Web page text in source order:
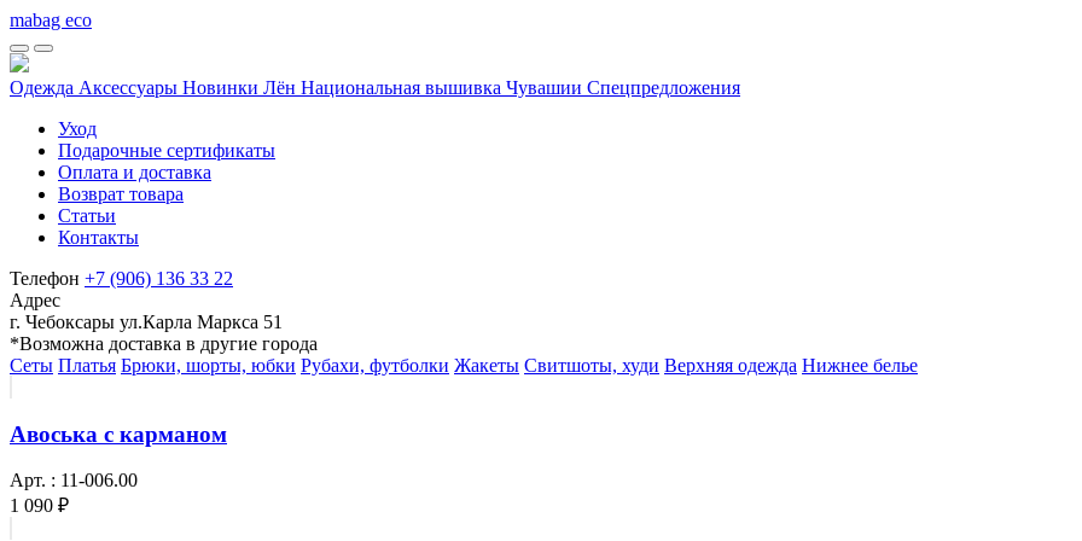
mabag eco
Одежда Аксессуары Новинки Лён Национальная вышивка Чувашии Спецпредложения
Уход
Подарочные сертификаты
Оплата и доставка
Возврат товара
Статьи
Контакты
Телефон +7 (906) 136 33 22
Адрес
г. Чебоксары ул.Карла Маркса 51
*Возможна доставка в другие города
Сеты Платья Брюки, шорты, юбки Рубахи, футболки Жакеты Свитшоты, худи Верхняя одежда Нижнее белье
Авоська с карманом
Арт. : 11-006.00
1 090 ₽